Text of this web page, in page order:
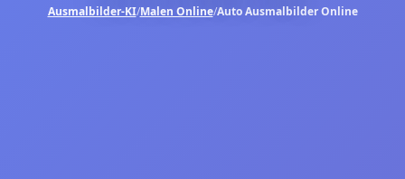
Ausmalbilder-KI/Malen Online/Auto Ausmalbilder Online